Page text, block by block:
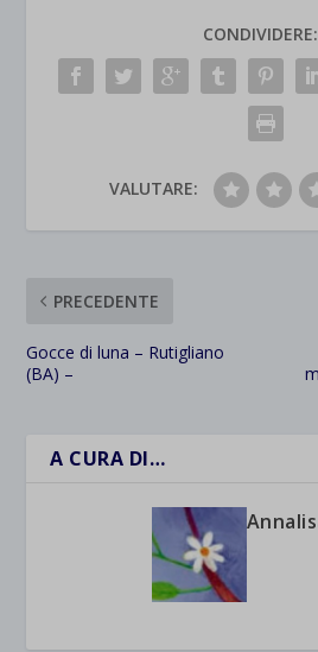
CONDIVIDERE:
VALUTARE:
PRECEDENTE
Gocce di luna – Rutigliano
(BA) –
A CURA DI…